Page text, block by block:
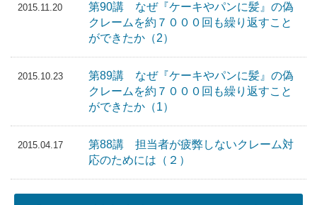
2015.11.20
第90講 なぜ『ケーキやパンに髪』の偽
クレームを約７０００回も繰り返すこと
ができたか（2）
2015.10.23
第89講 なぜ『ケーキやパンに髪』の偽
クレームを約７０００回も繰り返すこと
ができたか（1）
2015.04.17
第88講 担当者が疲弊しないクレーム対
応のためには（２）